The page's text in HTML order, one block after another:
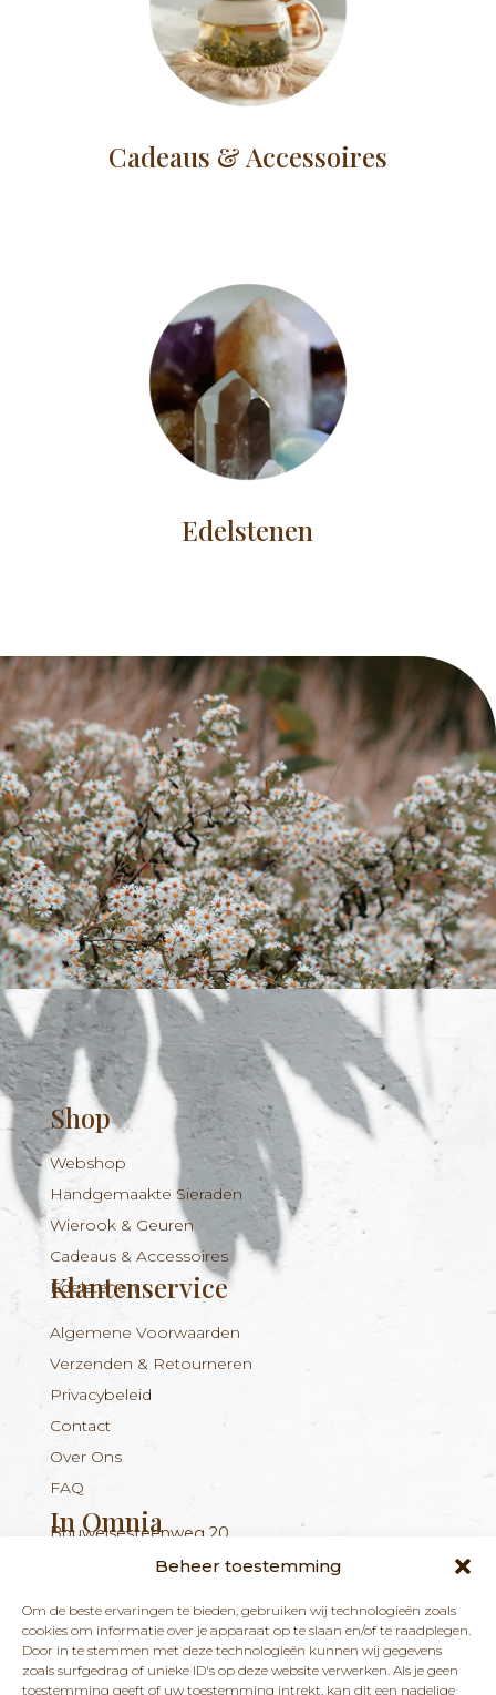
Beheer toestemming
Om de beste ervaringen te bieden, gebruiken wij technologieën zoals
cookies om informatie over je apparaat op te slaan en/of te raadplegen.
Door in te stemmen met deze technologieën kunnen wij gegevens
zoals surfgedrag of unieke ID's op deze website verwerken. Als je geen
toestemming geeft of uw toestemming intrekt, kan dit een nadelige
Cadeaus & Accessoires
Edelstenen
Shop
Webshop
Handgemaakte Sieraden
Wierook & Geuren
Cadeaus & Accessoires
Edelstenen
Klantenservice
Algemene Voorwaarden
Verzenden & Retourneren
Privacybeleid
Contact
Over Ons
FAQ
In Omnia
Bouwelsesteenweg 20
BE 1029.893.045
info@inomnia.be
+324 56 96 16 94
Nieuwsbrief
nieuws over onze winkel en praktijk.